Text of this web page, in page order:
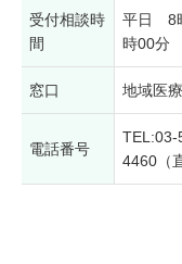
受付相談時
間
平日 8
時00分
窓口 地域医
電話番号
TEL:03-
4460（